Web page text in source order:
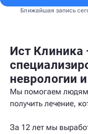
Ближайшая запись
Ист Клиника
неврологии
Мы помогаем людям
получить лечение,
За 12 лет мы